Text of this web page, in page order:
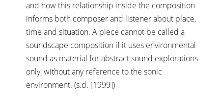
and how this relationship inside the composition
informs both composer and listener about place,
time and situation. A piece cannot be called a
soundscape composition if it uses environmental
sound as material for abstract sound explorations
only, without any reference to the sonic
environment. (s.d. [1999])